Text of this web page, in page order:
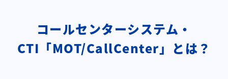
コールセンターシステム・
CTI「MOT/CallCenter」とは？